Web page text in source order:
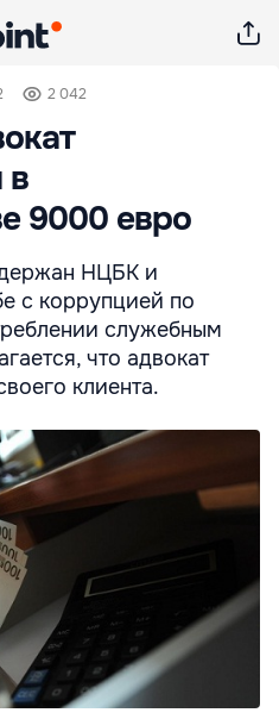
2 042
в
9000 евро
НЦБК и
с коррупцией по
служебным
что адвокат
клиента.